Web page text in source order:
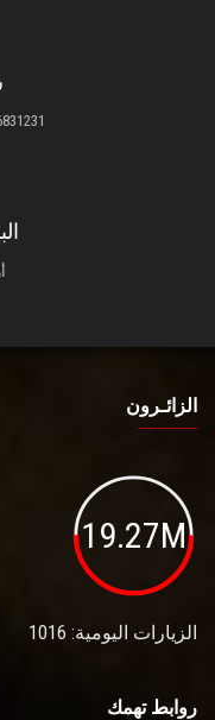
- 26831417 - 26831474
الزائـرون
19.27M
الزيارات اليومية: 1016
روابط تهمك